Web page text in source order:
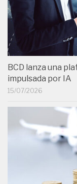
BCD lanza una
impulsada por IA
15/07/2026